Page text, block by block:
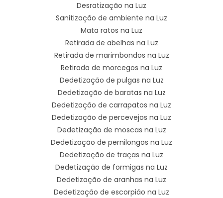
Desratização na Luz
Sanitização de ambiente na Luz
Mata ratos na Luz
Retirada de abelhas na Luz
Retirada de marimbondos na Luz
Retirada de morcegos na Luz
Dedetização de pulgas na Luz
Dedetização de baratas na Luz
Dedetização de carrapatos na Luz
Dedetização de percevejos na Luz
Dedetização de moscas na Luz
Dedetização de pernilongos na Luz
Dedetização de traças na Luz
Dedetização de formigas na Luz
Dedetização de aranhas na Luz
Dedetização de escorpião na Luz